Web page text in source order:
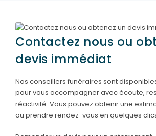
Contactez nous ou
devis immédiat
Nos conseillers funéraires sont
pour vous accompagner avec écoute,
réactivité. Vous pouvez obtenir une
ou prendre rendez-vous en quelques